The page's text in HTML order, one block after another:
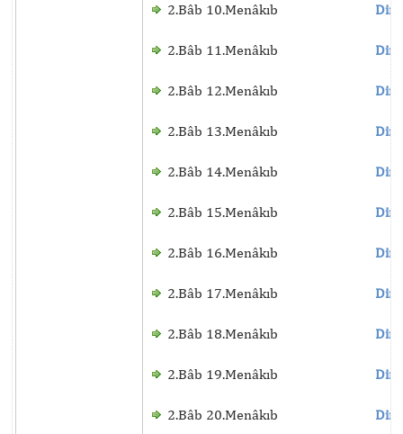
2.Bâb 10.Menâkıb
2.Bâb 11.Menâkıb
2.Bâb 12.Menâkıb
2.Bâb 13.Menâkıb
2.Bâb 14.Menâkıb
2.Bâb 15.Menâkıb
2.Bâb 16.Menâkıb
2.Bâb 17.Menâkıb
2.Bâb 18.Menâkıb
2.Bâb 19.Menâkıb
2.Bâb 20.Menâkıb